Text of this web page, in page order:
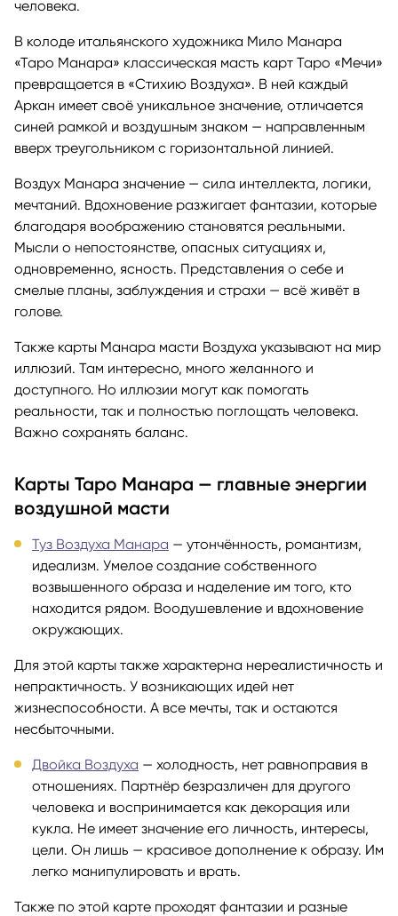
человека.
В колоде итальянского художника Мило Манара
«Таро Манара» классическая масть карт Таро «Мечи»
превращается в «Стихию Воздуха». В ней каждый
Аркан имеет своё уникальное значение, отличается
синей рамкой и воздушным знаком — направленным
вверх треугольником с горизонтальной линией.
Воздух Манара значение — сила интеллекта, логики,
мечтаний. Вдохновение разжигает фантазии, которые
благодаря воображению становятся реальными.
Мысли о непостоянстве, опасных ситуациях и,
одновременно, ясность. Представления о себе и
смелые планы, заблуждения и страхи — всё живёт в
голове.
Также карты Манара масти Воздуха указывают на мир
иллюзий. Там интересно, много желанного и
доступного. Но иллюзии могут как помогать
реальности, так и полностью поглощать человека.
Важно сохранять баланс.
Карты Таро Манара — главные энергии
воздушной масти
Туз Воздуха Манара — утончённость, романтизм,
идеализм. Умелое создание собственного
возвышенного образа и наделение им того, кто
находится рядом. Воодушевление и вдохновение
окружающих.
Для этой карты также характерна нереалистичность и
непрактичность. У возникающих идей нет
жизнеспособности. А все мечты, так и остаются
несбыточными.
Двойка Воздуха — холодность, нет равноправия в
отношениях. Партнёр безразличен для другого
человека и воспринимается как декорация или
кукла. Не имеет значение его личность, интересы,
цели. Он лишь — красивое дополнение к образу. Им
легко манипулировать и врать.
Также по этой карте проходят фантазии и разные